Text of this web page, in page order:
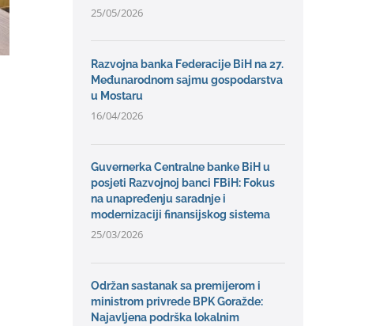
25/05/2026
Razvojna banka Federacije BiH na 27.
Međunarodnom sajmu gospodarstva
u Mostaru
16/04/2026
Guvernerka Centralne banke BiH u
posjeti Razvojnoj banci FBiH: Fokus
na unapređenju saradnje i
modernizaciji finansijskog sistema
25/03/2026
Održan sastanak sa premijerom i
ministrom privrede BPK Goražde:
Najavljena podrška lokalnim